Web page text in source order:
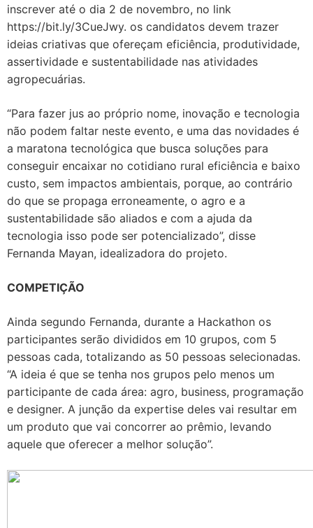
inscrever até o dia 2 de novembro, no link
https://bit.ly/3CueJwy. os candidatos devem trazer
ideias criativas que ofereçam eficiência, produtividade,
assertividade e sustentabilidade nas atividades
agropecuárias.
“Para fazer jus ao próprio nome, inovação e tecnologia
não podem faltar neste evento, e uma das novidades é
a maratona tecnológica que busca soluções para
conseguir encaixar no cotidiano rural eficiência e baixo
custo, sem impactos ambientais, porque, ao contrário
do que se propaga erroneamente, o agro e a
sustentabilidade são aliados e com a ajuda da
tecnologia isso pode ser potencializado”, disse
Fernanda Mayan, idealizadora do projeto.
COMPETIÇÃO
Ainda segundo Fernanda, durante a Hackathon os
participantes serão divididos em 10 grupos, com 5
pessoas cada, totalizando as 50 pessoas selecionadas.
“A ideia é que se tenha nos grupos pelo menos um
participante de cada área: agro, business, programação
e designer. A junção da expertise deles vai resultar em
um produto que vai concorrer ao prêmio, levando
aquele que oferecer a melhor solução”.